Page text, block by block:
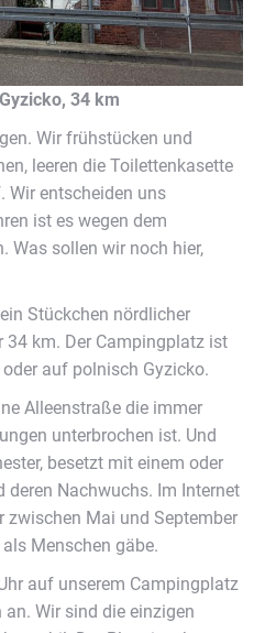
34 km
Wir frühstücken und
leeren die Toilettenkasette
Wir entscheiden uns
ist es wegen dem
Was sollen wir noch hier,
Stückchen nördlicher
34 km. Der Campingplatz ist
auf polnisch Gyzicko.
Alleenstraße die immer
unterbrochen ist. Und
besetzt mit einem oder
deren Nachwuchs. Im Internet
zwischen Mai und September
Menschen gäbe.
auf unserem Campingplatz
Wir sind die einzigen